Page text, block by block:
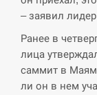
СЕРПЕНЬ
13:10
Тайвань
навчання
– заявил
Ранее в
лица
саммит в
ли он в нем